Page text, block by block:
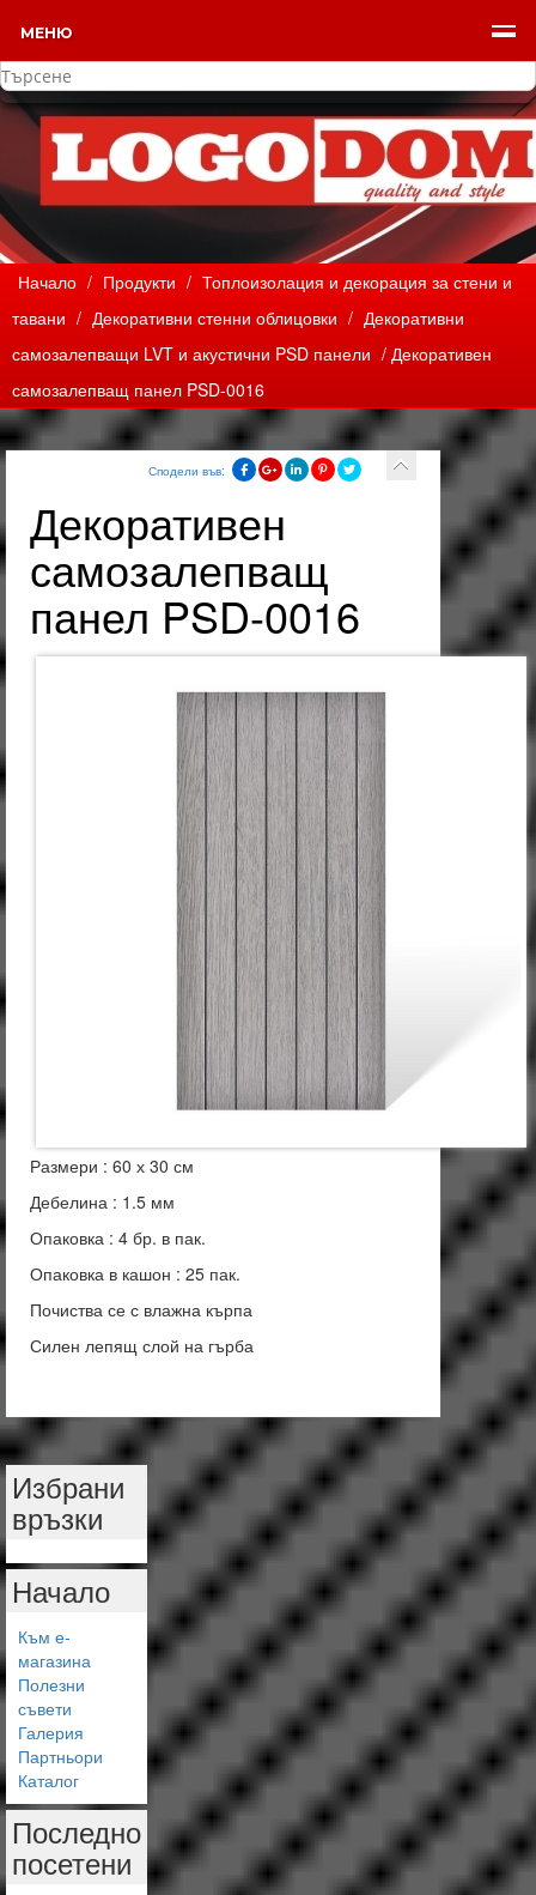
МЕНЮ
Начало / Продукти / Топлоизолация и декорация за стени и
тавани / Декоративни стенни облицовки / Декоративни
самозалепващи LVT и акустични PSD панели / Декоративен
самозалепващ панел PSD-0016
Сподели във:
Декоративен
самозалепващ
панел PSD-0016
Размери : 60 х 30 см
Дебелина : 1.5 мм
Опаковка : 4 бр. в пак.
Опаковка в кашон : 25 пак.
Почиства се с влажна кърпа
Силен лепящ слой на гърба
Избрани
връзки
Начало
Към е-
магазина
Полезни
съвети
Галерия
Партньори
Каталог
Последно
посетени